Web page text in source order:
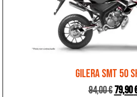
GILERA SMT 50
94,00€79,90